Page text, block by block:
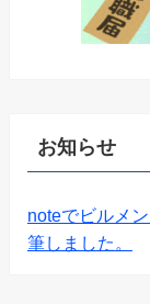
お知らせ
noteでビルメ
筆しました。